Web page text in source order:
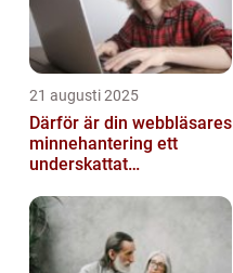
21 augusti 2025
Därför är din webbläsares
minnehantering ett
underskattat